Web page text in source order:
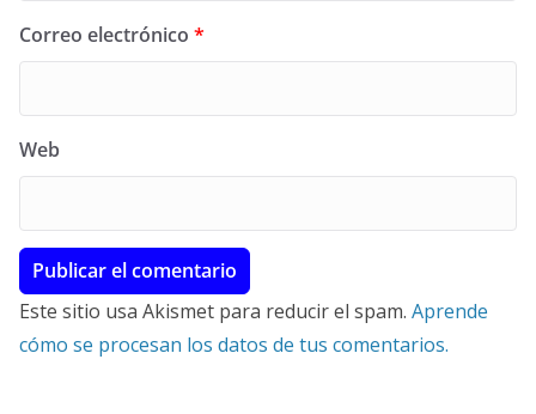
Correo electrónico *
Web
Este sitio usa Akismet para reducir el spam. Aprende
cómo se procesan los datos de tus comentarios.